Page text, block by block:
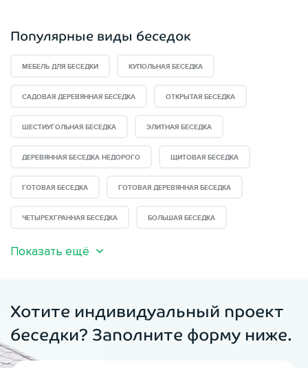
Популярные виды беседок
МЕБЕЛЬ ДЛЯ БЕСЕДКИ КУПОЛЬНАЯ БЕСЕДКА
САДОВАЯ ДЕРЕВЯННАЯ БЕСЕДКА ОТКРЫТАЯ БЕСЕДКА
ШЕСТИУГОЛЬНАЯ БЕСЕДКА ЭЛИТНАЯ БЕСЕДКА
ДЕРЕВЯННАЯ БЕСЕДКА НЕДОРОГО ЩИТОВАЯ БЕСЕДКА
ГОТОВАЯ БЕСЕДКА ГОТОВАЯ ДЕРЕВЯННАЯ БЕСЕДКА
ЧЕТЫРЕХГРАННАЯ БЕСЕДКА БОЛЬШАЯ БЕСЕДКА
Показать ещё
Хотите индивидуальный проект
беседки? Заполните форму ниже.